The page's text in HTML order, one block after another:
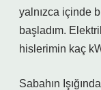
yalnızca içinde
başladım.
hislerimin kaç
Sabahın